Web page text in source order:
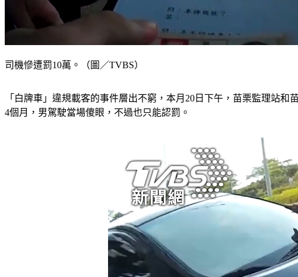
司機慘遭罰10萬。（圖／TVBS）
「白牌車」違規載客的事件層出不窮，本月20日下午，苗栗監理站
4個月，男駕駛當場傻眼，不過也只能認罰。